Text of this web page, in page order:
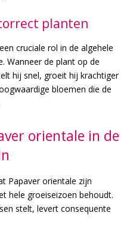
planten
cruciale rol in de algehele
Wanneer de plant op de
hij snel, groeit hij krachtiger
bloemen die de
orientale in de
Papaver orientale zijn
hele groeiseizoen behoudt.
stelt, levert consequente